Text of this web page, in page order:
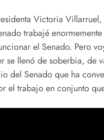
Victoria
trabajé
el Senado. Pero
se llenó de soberbia, de
del Senado que ha
el trabajo en conjunto